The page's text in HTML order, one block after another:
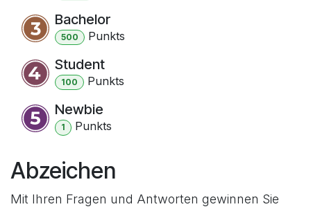
Bachelor
500 Punkts
Student
100 Punkts
Newbie
1 Punkts
Abzeichen
Mit Ihren Fragen und Antworten gewinnen Sie